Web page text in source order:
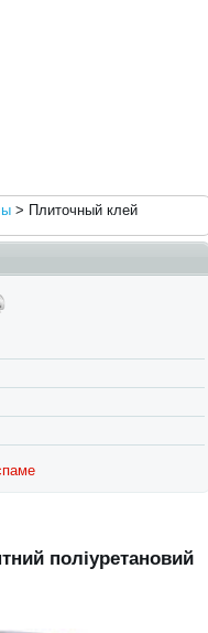
> Плиточный клей
поліуретановий